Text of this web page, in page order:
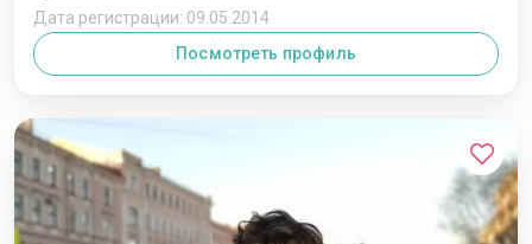
Дата регистрации: 09.05.2014
Посмотреть профиль